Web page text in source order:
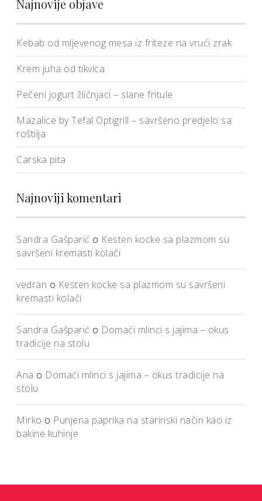
Najnovije objave
Kebab od mljevenog mesa iz friteze na vrući zrak
Krem juha od tikvica
Pečeni jogurt žličnjaci – slane fritule
Mazalice by Tefal Optigrill – savršeno predjelo sa
roštilja
Carska pita
Najnoviji komentari
Sandra Gašparić o Kesten kocke sa plazmom su
savršeni kremasti kolači
vedran o Kesten kocke sa plazmom su savršeni
kremasti kolači
Sandra Gašparić o Domaći mlinci s jajima – okus
tradicije na stolu
Ana o Domaći mlinci s jajima – okus tradicije na
stolu
Mirko o Punjena paprika na starinski način kao iz
bakine kuhinje